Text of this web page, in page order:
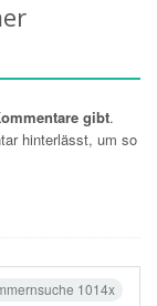
gibt.
hinterlässt, um so
1014x